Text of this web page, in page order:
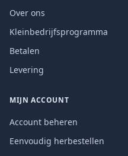
Over ons
Kleinbedrijfsprogramma
Betalen
Levering
MIJN ACCOUNT
Account beheren
Eenvoudig herbestellen